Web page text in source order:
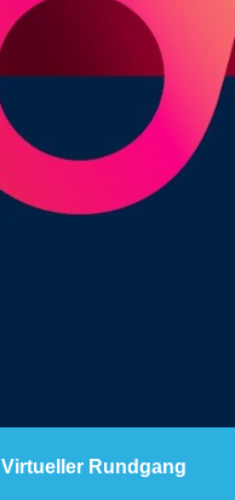
Virtueller Rundgang